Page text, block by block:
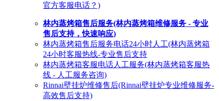
官方客服电话？)
林内蒸烤箱售后服务(林内蒸烤箱维修服务 - 专业
售后支持，快速响应)
林内蒸烤箱售后服务电话24小时人工(林内蒸烤箱
24小时客服热线-专业售后支持
林内蒸烤箱客服电话人工服务(林内蒸烤箱客服热
线 - 人工服务咨询)
Rinnai壁挂炉维修售后(Rinnai壁挂炉专业维修服务-
高效售后支持)